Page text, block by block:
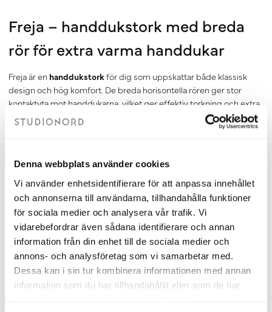
Denna webbplats använder cookies
Vi använder enhetsidentifierare för att anpassa innehållet
och annonserna till användarna, tillhandahålla funktioner
för sociala medier och analysera vår trafik. Vi
vidarebefordrar även sådana identifierare och annan
information från din enhet till de sociala medier och
annons- och analysföretag som vi samarbetar med.
Dessa kan i sin tur kombinera informationen med annan
information som du har tillhandahållit eller som de har
Freja – handdukstork med breda
rör för extra varma handdukar
Freja är en handdukstorkför dig som uppskattar både klassisk
design och hög komfort. De breda horisontella rören ger stor
kontaktyta mot handdukarna, vilket ger effektiv torkning och extra
varma handdukar efter duschen eller badet. Under rätt
förutsättningar kan Freja dessutom bidra med värme till ett mindre
handdukarna, samtidigt som Freja passar perfekt för dig som vill
ha ett stilrent badrum med prydligt vikta handdukar.
Välj mellan eldrift, vattenburen
värme eller kombidrift
Freja kan installeras somelhanddukstork, medvattenburen värme
eller med kombidrift. För vattenburen drift kompletteras
handdukstorken med en
ventil , medan eldrift kräver en elpatron
Kombidrift är ett populärt val eftersom du får det bästa av två